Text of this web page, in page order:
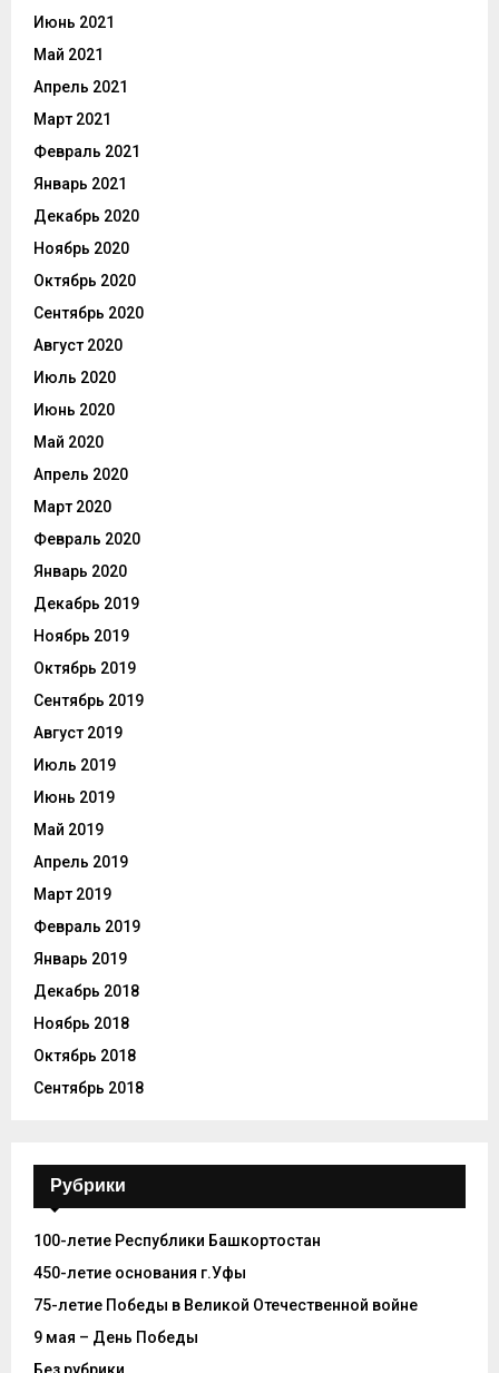
Июнь 2021
Май 2021
Апрель 2021
Март 2021
Февраль 2021
Январь 2021
Декабрь 2020
Ноябрь 2020
Октябрь 2020
Сентябрь 2020
Август 2020
Июль 2020
Июнь 2020
Май 2020
Апрель 2020
Март 2020
Февраль 2020
Январь 2020
Декабрь 2019
Ноябрь 2019
Октябрь 2019
Сентябрь 2019
Август 2019
Июль 2019
Июнь 2019
Май 2019
Апрель 2019
Март 2019
Февраль 2019
Январь 2019
Декабрь 2018
Ноябрь 2018
Октябрь 2018
Сентябрь 2018
Рубрики
100-летие Республики Башкортостан
450-летие основания г.Уфы
75-летие Победы в Великой Отечественной войне
9 мая – День Победы